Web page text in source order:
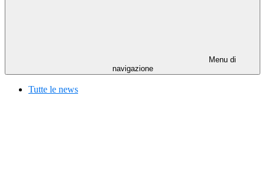
Menu di
navigazione
Tutte le news